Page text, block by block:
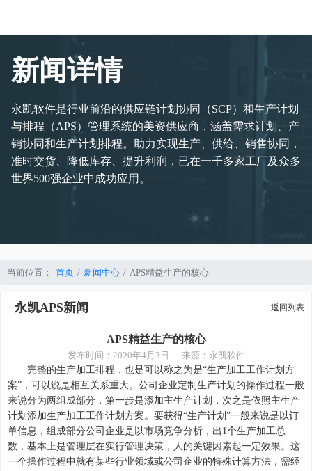
新闻详情
永凯软件是行业前沿的供应链计划协同（SCP）和生产计划
与排程（APS）管理系统的美资供应商，涵盖需求计划、产
销协同和生产计划排程。助力实现生产、供给、销售协同，
准时交货、降低库存、提升利润，已在一千多家工厂及众多
世界500强企业中成功应用。
当前位置： 首页 新闻中心 APS精益生产的核心
永凯APS新闻 返回列表
APS精益生产的核心
发布时间： 2020年4月3日 来源：永凯软件
完整的生产加工排程，也是可以称之为是“生产加工工作计划方
案”，可以说是相互关系重大。公司企业定制生产计划的操作过程一般
来说分为两组成部分，第一步是添加主生产计划，次之是依照主生产
计划添加生产加工工作计划方案。要获得“生产计划”一般来说是以订
单信息，组成部分公司企业是以市场竞争分析，出1个生产加工总
数，基本上是管理层在实行管理决策，人的关键因素起一定效果。这
一个操作过程中就有某些行业领域或公司企业的特殊计算方法，需经